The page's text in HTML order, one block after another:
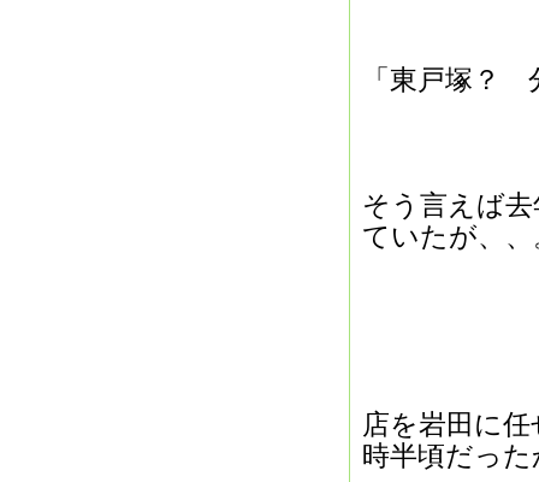
「東戸塚？
そう言えば
ていたが、
店を岩田に
時半頃だった